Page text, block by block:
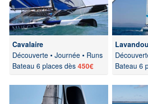
Cavalaire
Découverte • Journée • Runs
Bateau 6 places dès 450€
Lavandou
Bateau 6